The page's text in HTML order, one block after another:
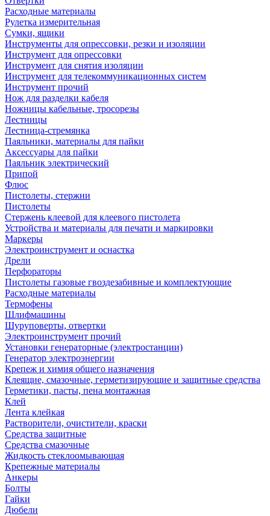
Расходные материалы
Рулетка измерительная
Сумки, ящики
Инструменты для опрессовки, резки и изоляции
Инструмент для опрессовки
Инструмент для снятия изоляции
Инструмент для телекоммуникационных систем
Инструмент прочий
Нож для разделки кабеля
Ножницы кабельные, тросорезы
Лестницы
Лестница-стремянка
Паяльники, материалы для пайки
Аксессуары для пайки
Паяльник электрический
Припой
Флюс
Пистолеты, стержни
Пистолеты
Стержень клеевой для клеевого пистолета
Устройства и материалы для печати и маркировки
Маркеры
Электроинструмент и оснастка
Дрели
Перфораторы
Пистолеты газовые гвоздезабивные и комплектующие
Расходные материалы
Термофены
Шлифмашины
Шуруповерты, отвертки
Электроинструмент прочий
Установки генераторные (электростанции)
Генератор электроэнергии
Крепеж и химия общего назначения
Клеящие, смазочные, герметизирующие и защитные средства
Герметики, пасты, пена монтажная
Клей
Лента клейкая
Растворители, очистители, краски
Средства защитные
Средства смазочные
Жидкость стеклоомывающая
Крепежные материалы
Анкеры
Болты
Гайки
Дюбели